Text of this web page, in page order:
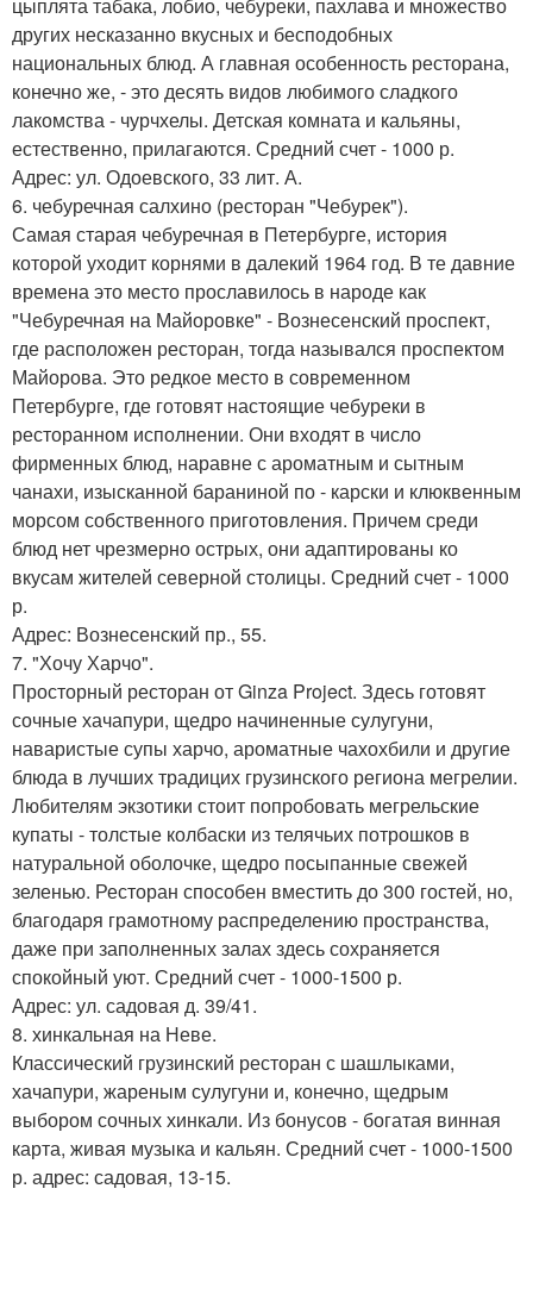
других несказанно вкусных и бесподобных
национальных блюд. А главная особенность ресторана,
конечно же, - это десять видов любимого сладкого
лакомства - чурчхелы. Детская комната и кальяны,
естественно, прилагаются. Средний счет - 1000 р.
Адрес: ул. Одоевского, 33 лит. А.
6. чебуречная салхино (ресторан "Чебурек").
Самая старая чебуречная в Петербурге, история
которой уходит корнями в далекий 1964 год. В те давние
времена это место прославилось в народе как
"Чебуречная на Майоровке" - Вознесенский проспект,
где расположен ресторан, тогда назывался проспектом
Майорова. Это редкое место в современном
Петербурге, где готовят настоящие чебуреки в
ресторанном исполнении. Они входят в число
фирменных блюд, наравне с ароматным и сытным
чанахи, изысканной бараниной по - карски и клюквенным
морсом собственного приготовления. Причем среди
блюд нет чрезмерно острых, они адаптированы ко
вкусам жителей северной столицы. Средний счет - 1000
р.
Адрес: Вознесенский пр., 55.
7. "Хочу Харчо".
Просторный ресторан от Ginza Project. Здесь готовят
сочные хачапури, щедро начиненные сулугуни,
наваристые супы харчо, ароматные чахохбили и другие
блюда в лучших традицих грузинского региона мегрелии.
Любителям экзотики стоит попробовать мегрельские
купаты - толстые колбаски из телячьих потрошков в
натуральной оболочке, щедро посыпанные свежей
зеленью. Ресторан способен вместить до 300 гостей, но,
благодаря грамотному распределению пространства,
даже при заполненных залах здесь сохраняется
спокойный уют. Средний счет - 1000-1500 р.
Адрес: ул. садовая д. 39/41.
8. хинкальная на Неве.
Классический грузинский ресторан с шашлыками,
хачапури, жареным сулугуни и, конечно, щедрым
выбором сочных хинкали. Из бонусов - богатая винная
карта, живая музыка и кальян. Средний счет - 1000-1500
р. адрес: садовая, 13-15.